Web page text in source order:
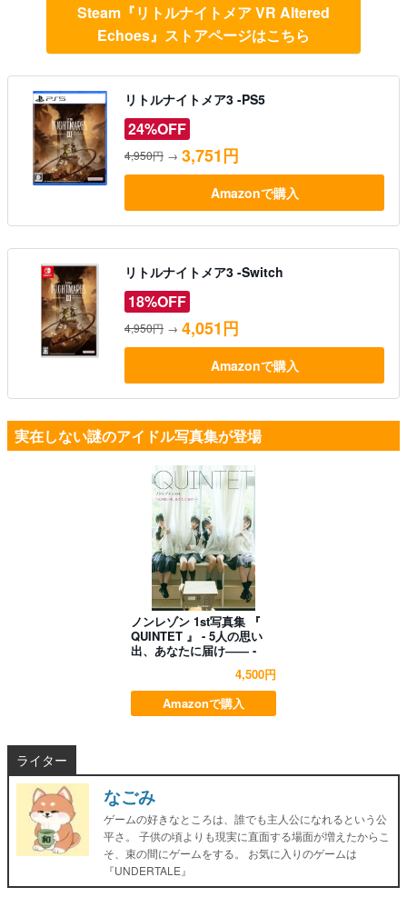
Steam『リトルナイトメア VR Altered
Echoes』ストアページはこちら
リトルナイトメア3 -PS5
24%OFF
4,950円 → 3,751円
Amazonで購入
リトルナイトメア3 -Switch
18%OFF
4,950円 → 4,051円
Amazonで購入
実在しない謎のアイドル写真集が登場
ノンレゾン 1st写真集 『
QUINTET 』 - 5人の思い
出、あなたに届け―― -
4,500円
Amazonで購入
ライター
なごみ
ゲームの好きなところは、誰でも主人公になれるという公
平さ。 子供の頃よりも現実に直面する場面が増えたからこ
そ、束の間にゲームをする。 お気に入りのゲームは
『UNDERTALE』